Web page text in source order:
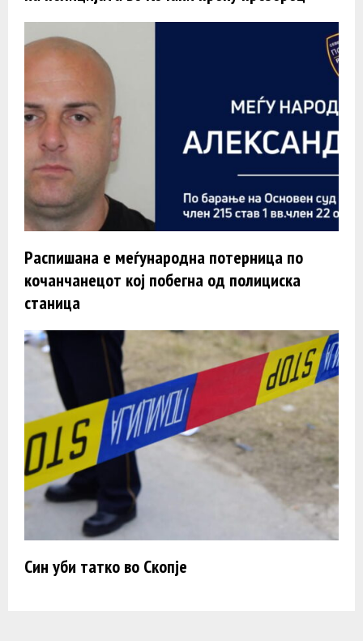
Распишана е меѓународна потерница по
кочанчанецот кој побегна од полициска
станица
Син уби татко во Скопје